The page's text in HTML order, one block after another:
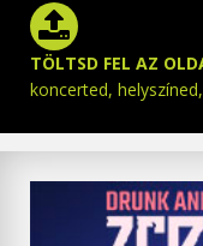
TÖLTSD FEL AZ
koncerted,